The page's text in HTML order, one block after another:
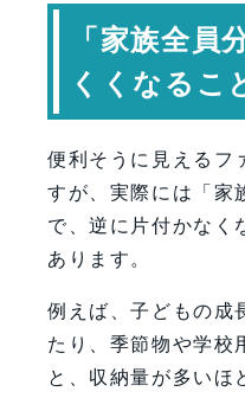
「家族全員
くくなるこ
便利そうに見えるフ
すが、実際には「家
で、逆に片付かなく
あります。
例えば、子どもの成
たり、季節物や学校
と、収納量が多いほ